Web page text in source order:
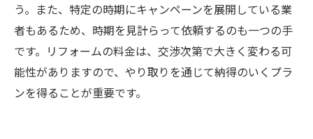
う。また、特定の時期にキャンペーンを展開している業
者もあるため、時期を見計らって依頼するのも一つの手
です。リフォームの料金は、交渉次第で大きく変わる可
能性がありますので、やり取りを通じて納得のいくプラ
ンを得ることが重要です。